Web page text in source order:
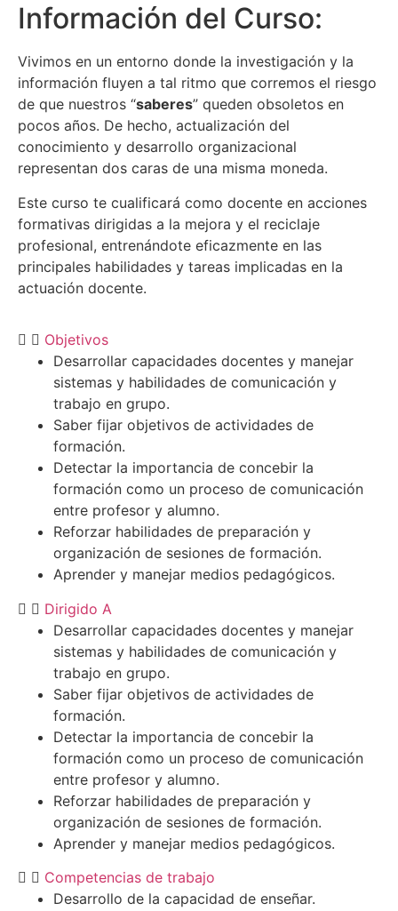
Información del Curso:
Vivimos en un entorno donde la investigación y la
información fluyen a tal ritmo que corremos el riesgo
de que nuestros “saberes” queden obsoletos en
pocos años. De hecho, actualización del
conocimiento y desarrollo organizacional
representan dos caras de una misma moneda.
Este curso te cualificará como docente en acciones
formativas dirigidas a la mejora y el reciclaje
profesional, entrenándote eficazmente en las
principales habilidades y tareas implicadas en la
actuación docente.
Objetivos
Desarrollar capacidades docentes y manejar
sistemas y habilidades de comunicación y
trabajo en grupo.
Saber fijar objetivos de actividades de
formación.
Detectar la importancia de concebir la
formación como un proceso de comunicación
entre profesor y alumno.
Reforzar habilidades de preparación y
organización de sesiones de formación.
Aprender y manejar medios pedagógicos.
Dirigido A
Desarrollar capacidades docentes y manejar
sistemas y habilidades de comunicación y
trabajo en grupo.
Saber fijar objetivos de actividades de
formación.
Detectar la importancia de concebir la
formación como un proceso de comunicación
entre profesor y alumno.
Reforzar habilidades de preparación y
organización de sesiones de formación.
Aprender y manejar medios pedagógicos.
Competencias de trabajo
Desarrollo de la capacidad de enseñar.